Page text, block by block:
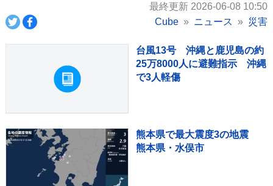
最終更新 2026-06-08 10:50
Cube
ニュース 災害
台風13号 沖縄と鹿児島の約
25万8000人に避難指示 沖縄
で3人軽傷
熊本県で最大震度3の地震
熊本県・水俣市